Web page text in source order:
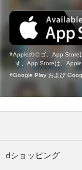
Appleのロゴ、App Store
す。App Storeは、Apple
Google Play および
dショッピング